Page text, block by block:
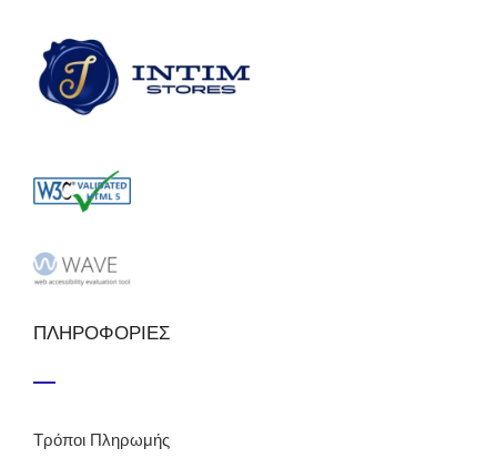
ΠΛΗΡΟΦΟΡΙΕΣ
Τρόποι Πληρωμής